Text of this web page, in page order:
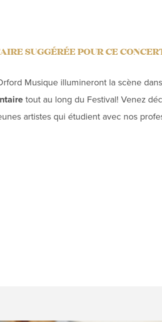
SUGGÉRÉE POUR CE
Musique illumineront la scène
tout au long du Festival! Venez
artistes qui étudient avec nos